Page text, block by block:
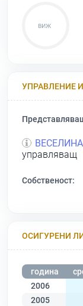
УПРАВЛЕНИЕ
управляващ
Собственост:
ОСИГУРЕНИ
година
2006
2005